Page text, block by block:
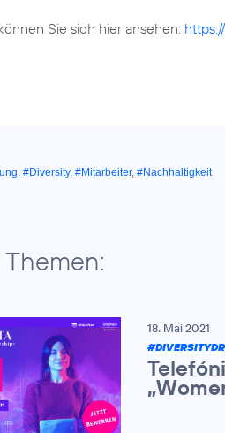
Sie sich hier ansehen:
, #Diversity, #Mitarbeiter, #Nachhaltigkeit
18. Mai 2021